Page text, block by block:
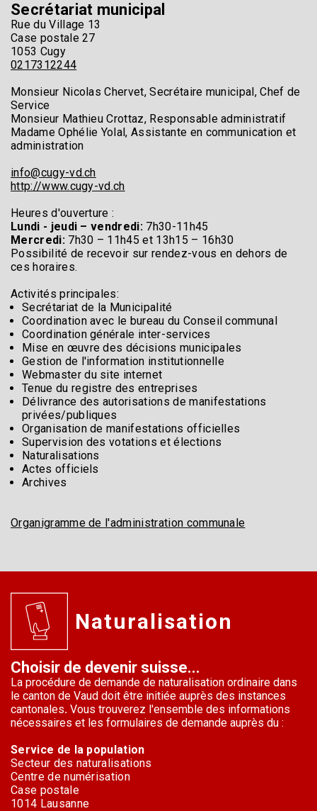
Secrétariat municipal
Rue du Village 13
Case postale 27
1053 Cugy
0217312244
Monsieur Nicolas Chervet, Secrétaire municipal, Chef de
Service
Monsieur Mathieu Crottaz, Responsable administratif
Madame Ophélie Yolal, Assistante en communication et
administration
info@cugy-vd.ch
http://www.cugy-vd.ch
Heures d'ouverture :
Lundi - jeudi – vendredi: 7h30-11h45
Mercredi: 7h30 – 11h45 et 13h15 – 16h30
Possibilité de recevoir sur rendez-vous en dehors de
ces horaires.
Activités principales:
Secrétariat de la Municipalité
Coordination avec le bureau du Conseil communal
Coordination générale inter-services
Mise en œuvre des décisions municipales
Gestion de l'information institutionnelle
Webmaster du site internet
Tenue du registre des entreprises
Délivrance des autorisations de manifestations
privées/publiques
Organisation de manifestations officielles
Supervision des votations et élections
Naturalisations
Actes officiels
Archives
Organigramme de l'administration communale
Naturalisation
Choisir de devenir suisse...
La procédure de demande de naturalisation ordinaire dans
le canton de Vaud doit être initiée auprès des instances
cantonales. Vous trouverez l'ensemble des informations
nécessaires et les formulaires de demande auprès du :
Service de la population
Secteur des naturalisations
Centre de numérisation
Case postale
1014 Lausanne